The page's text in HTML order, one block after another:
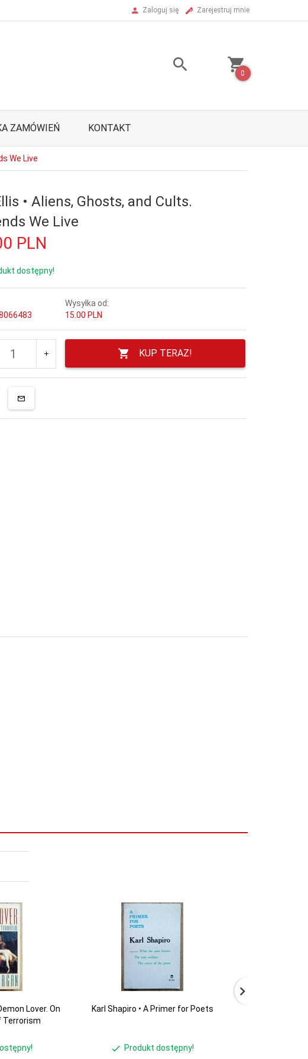
Zaloguj się Zarejestruj mnie
0
ZAMÓWIEŃ KONTAKT
We Live
• Aliens, Ghosts, and Cults.
We Live
PLN
dostępny!
Wysyłka od:
15.00 PLN
KUP TERAZ!
Lover. On
Terrorism
Karl Shapiro • A Primer for Poets
Produkt dostępny!